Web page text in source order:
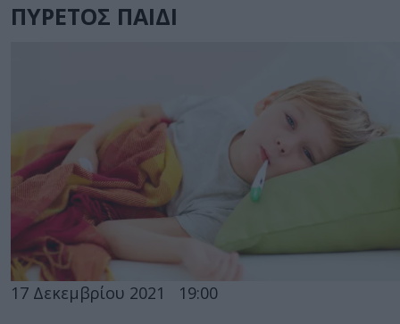
ΠΥΡΕΤΟΣ ΠΑΙΔΙ
17 Δεκεμβρίου 2021 19:00